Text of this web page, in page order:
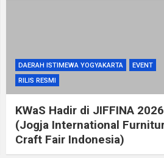
DAERAH ISTIMEWA YOGYAKARTA
EVENT
RILIS RESMI
KWaS Hadir di JIFFINA 2026
(Jogja International
Craft Fair Indonesia)